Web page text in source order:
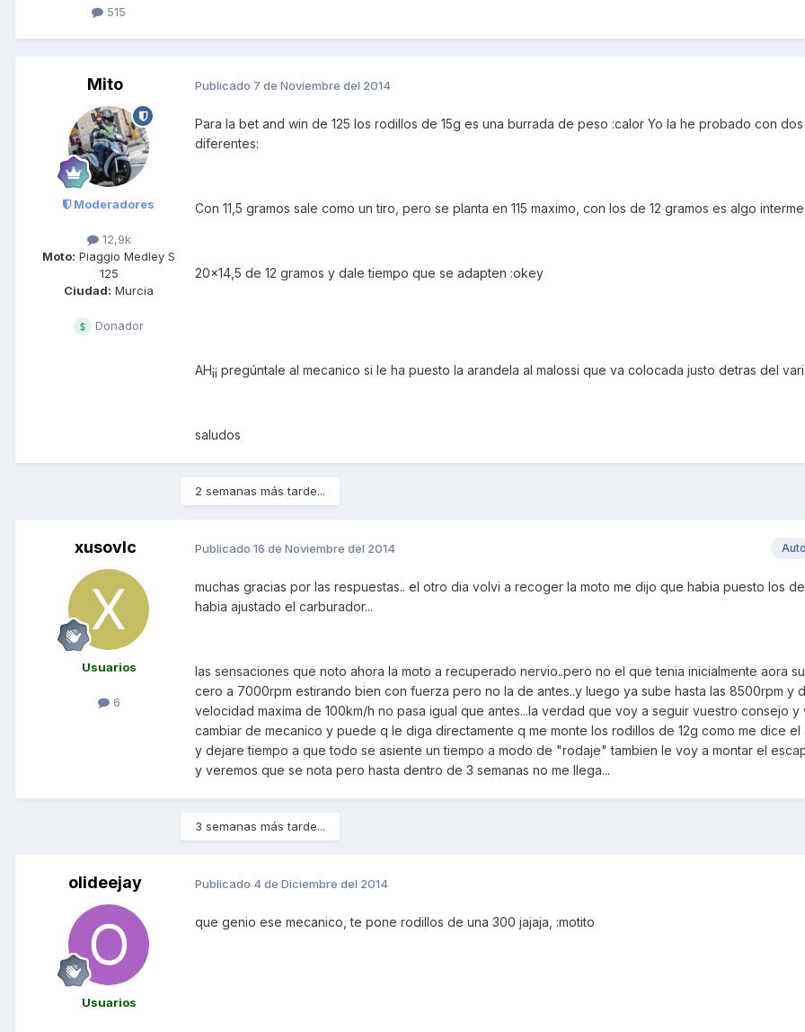
515
Mito
Moderadores
12,9k
Moto: Piaggio Medley S
125
Ciudad: Murcia
Donador
Publicado 7 de Noviembre del 2014
Para la bet and win de 125 los rodillos de 15g es una burrada de peso :calor Yo la he probado con
diferentes:
Con 11,5 gramos sale como un tiro, pero se planta en 115 maximo, con los de 12 gramos es algo
20x14,5 de 12 gramos y dale tiempo que se adapten :okey
AH¡¡ pregúntale al mecanico si le ha puesto la arandela al malossi que va colocada justo detras del
saludos
2 semanas más tarde...
xusovlc
Usuarios
6
Publicado 16 de Noviembre del 2014
muchas gracias por las respuestas.. el otro dia volvi a recoger la moto me dijo que habia puesto los
habia ajustado el carburador...
las sensaciones que noto ahora la moto a recuperado nervio..pero no el que tenia inicialmente aora
cero a 7000rpm estirando bien con fuerza pero no la de antes..y luego ya sube hasta las 8500rpm y
velocidad maxima de 100km/h no pasa igual que antes...la verdad que voy a seguir vuestro consejo y
cambiar de mecanico y puede q le diga directamente q me monte los rodillos de 12g como me dice el
y dejare tiempo a que todo se asiente un tiempo a modo de "rodaje" tambien le voy a montar el
y veremos que se nota pero hasta dentro de 3 semanas no me llega...
3 semanas más tarde...
olideejay
Usuarios
Publicado 4 de Diciembre del 2014
que genio ese mecanico, te pone rodillos de una 300 jajaja, :motito